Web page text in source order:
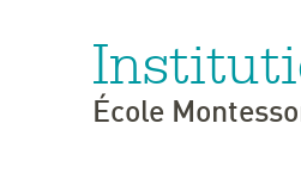
Aller
Aller
à
Outils
personnels
École